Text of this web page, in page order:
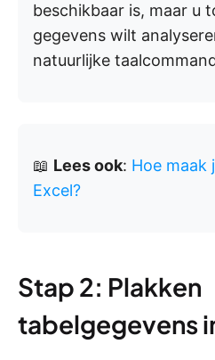
beschikbaar is, maar u
gegevens wilt
natuurlijke
📖 Lees ook: Hoe maak
Excel?
Stap 2: Plakken
tabelgegevens